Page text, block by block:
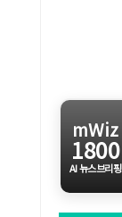
mWiz
1800
AI 뉴스브리핑